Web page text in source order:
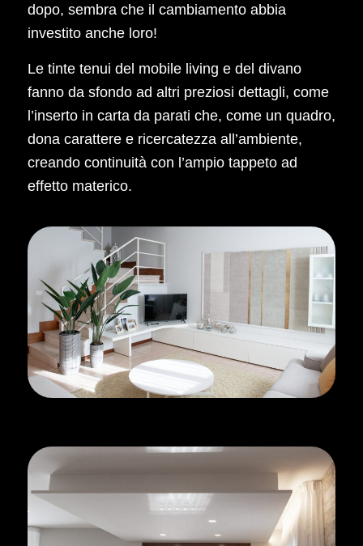
dopo, sembra che il cambiamento abbia
investito anche loro!
Le tinte tenui del mobile living e del divano
fanno da sfondo ad altri preziosi dettagli, come
l’inserto in carta da parati che, come un quadro,
dona carattere e ricercatezza all’ambiente,
creando continuità con l’ampio tappeto ad
effetto materico.